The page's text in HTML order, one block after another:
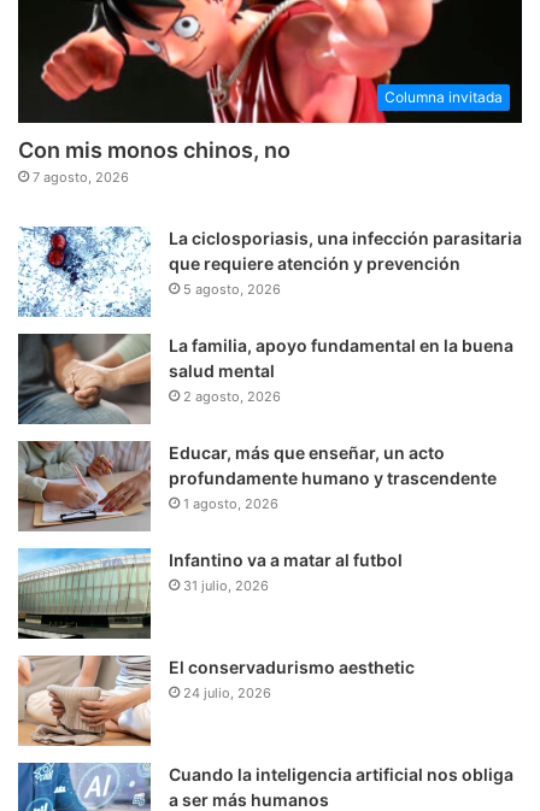
Columna invitada
Con mis monos chinos, no
7 agosto, 2026
La ciclosporiasis, una infección parasitaria
que requiere atención y prevención
5 agosto, 2026
La familia, apoyo fundamental en la buena
salud mental
2 agosto, 2026
Educar, más que enseñar, un acto
profundamente humano y trascendente
1 agosto, 2026
Infantino va a matar al futbol
31 julio, 2026
El conservadurismo aesthetic
24 julio, 2026
Cuando la inteligencia artificial nos obliga
a ser más humanos